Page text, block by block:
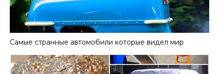
Самые странные автомобили которые видел мир